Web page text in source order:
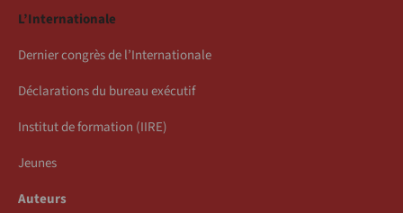
L’Internationale
Dernier congrès de l’Internationale
Déclarations du bureau exécutif
Institut de formation (IIRE)
Jeunes
Auteurs